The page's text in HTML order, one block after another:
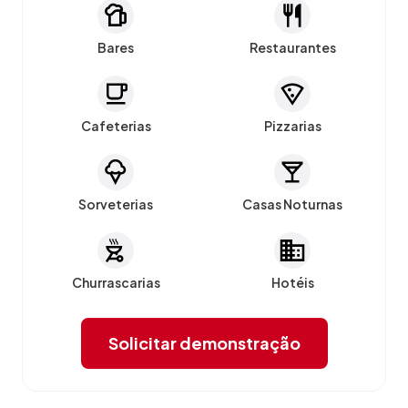
Bares Restaurantes
Cafeterias Pizzarias
Sorveterias Casas Noturnas
Churrascarias Hotéis
Solicitar demonstração